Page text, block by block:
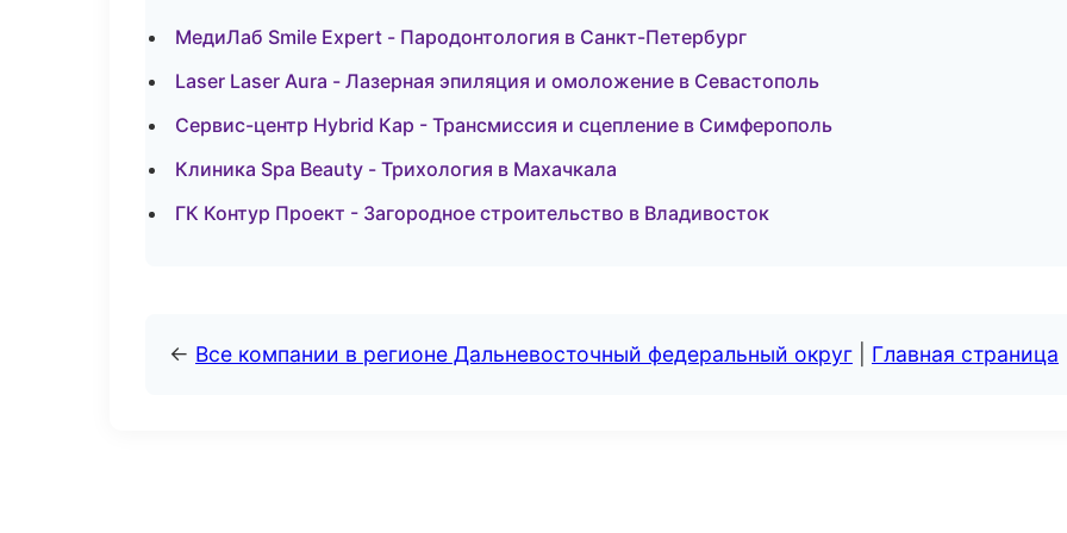
МедиЛаб Smile Expert - Пародонтология в Санкт-Петербург
Laser Laser Aura - Лазерная эпиляция и омоложение в Севастополь
Сервис-центр Hybrid Кар - Трансмиссия и сцепление в Симферополь
Клиника Spa Beauty - Трихология в Махачкала
ГК Контур Проект - Загородное строительство в Владивосток
← Все компании в регионе Дальневосточный федеральный округ Главная страница